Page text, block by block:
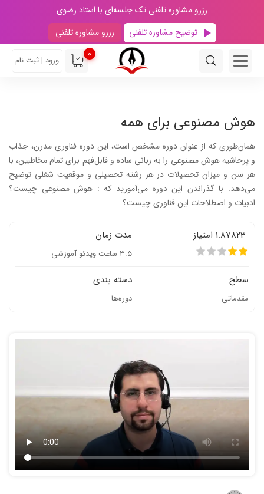
رزرو مشاوره تلفنی تک جلسه‌ای با استاد رضوی
توضیح مشاوره تلفنی
رزرو مشاوره تلفنی
0
ورود | ثبت نام
هوش مصنوعی برای همه
همان‌طوری که از عنوان دوره مشخص است، این دوره فناوری مدرن، جذاب
و پرحاشیه هوش مصنوعی را به زبانی ساده و قابل‌فهم برای تمام مخاطبین، با
هر سن و میزان تحصیلات در هر رشته تحصیلی و موقعیت شغلی توضیح
می‌دهد. با گذراندن این دوره می‌آموزید که : هوش مصنوعی چیست؟
ادبیات و اصطلاحات این فناوری چیست؟
مدت زمان
3.5 ساعت ویدئو آموزشی
سطح
مقدماتی
دسته بندی
دوره‌ها